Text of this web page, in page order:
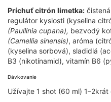
Príchuť citrón limetka:
regulátor kyslosti (kyselina
(Paullinia cupana), bezvodý
(Camellia sinensis), aróma
(kyselina sorbová), sladidlá
B3 (nikotínamid), vitamín B6
Dávkovanie
Užívajte 1 shot (60 ml) 1–2krát